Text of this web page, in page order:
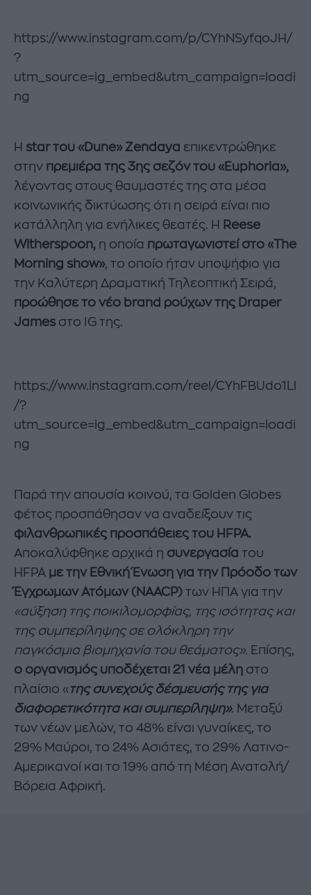
https://www.instagram.com/p/CYhNSyfqoJH/
?
utm_source=ig_embed&utm_campaign=loadi
ng
Η star του «Dune» Zendaya επικεντρώθηκε
στην πρεμιέρα της 3ης σεζόν του «Euphoria»,
λέγοντας στους θαυμαστές της στα μέσα
κοινωνικής δικτύωσης ότι η σειρά είναι πιο
κατάλληλη για ενήλικες θεατές. Η Reese
Witherspoon, η οποία πρωταγωνιστεί στο «The
Morning show», το οποίο ήταν υποψήφιο για
την Καλύτερη Δραματική Τηλεοπτική Σειρά,
προώθησε το νέο brand ρούχων της Draper
James στο IG της.
https://www.instagram.com/reel/CYhFBUdo1Ll
/?
utm_source=ig_embed&utm_campaign=loadi
ng
Παρά την απουσία κοινού, τα Golden Globes
φέτος προσπάθησαν να αναδείξουν τις
φιλανθρωπικές προσπάθειες του HFPA.
Αποκαλύφθηκε αρχικά η συνεργασία του
HFPA με την Εθνική Ένωση για την Πρόοδο των
Έγχρωμων Ατόμων (NAACP) των ΗΠΑ για την
«αύξηση της ποικιλομορφίας, της ισότητας και
της συμπερίληψης σε ολόκληρη την
παγκόσμια βιομηχανία του θεάματος». Επίσης,
ο οργανισμός υποδέχεται 21 νέα μέλη στο
πλαίσιο «της συνεχούς δέσμευσής της για
διαφορετικότητα και συμπερίληψη». Μεταξύ
των νέων μελών, το 48% είναι γυναίκες, το
29% Μαύροι, το 24% Ασιάτες, το 29% Λατινο-
Αμερικανοί και το 19% από τη Μέση Ανατολή/
Βόρεια Αφρική.